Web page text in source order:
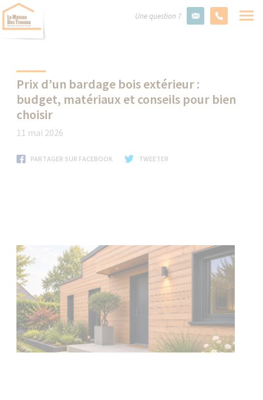
Une question ?
Prix d’un bardage bois extérieur :
budget, matériaux et conseils pour bien
choisir
11 mai 2026
PARTAGER SUR FACEBOOK TWEETER